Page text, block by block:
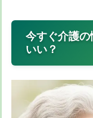
今すぐ介護
いい？